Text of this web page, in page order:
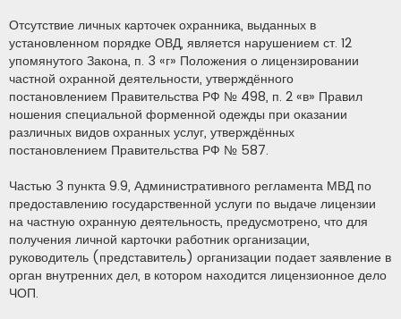
Отсутствие личных карточек охранника, выданных в
установленном порядке ОВД, является нарушением ст. 12
упомянутого Закона, п. 3 «г» Положения о лицензировании
частной охранной деятельности, утверждённого
постановлением Правительства РФ № 498, п. 2 «в» Правил
ношения специальной форменной одежды при оказании
различных видов охранных услуг, утверждённых
постановлением Правительства РФ № 587.
Частью 3 пункта 9.9, Административного регламента МВД по
предоставлению государственной услуги по выдаче лицензии
на частную охранную деятельность, предусмотрено, что для
получения личной карточки работник организации,
руководитель (представитель) организации подает заявление в
орган внутренних дел, в котором находится лицензионное дело
ЧОП.